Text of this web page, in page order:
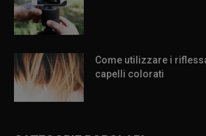
Come utilizzare i
capelli colorati